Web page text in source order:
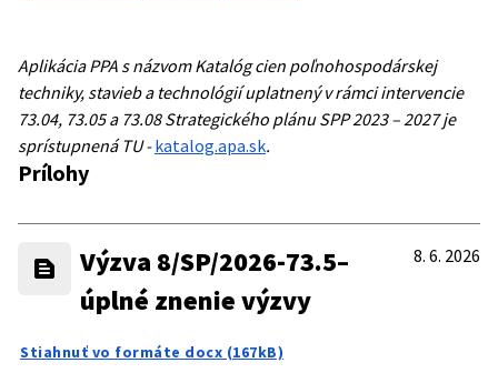
Aplikácia PPA s názvom Katalóg cien poľnohospodárskej
techniky, stavieb a technológií uplatnený v rámci intervencie
73.04, 73.05 a 73.08 Strategického plánu SPP 2023 – 2027 je
sprístupnená TU -katalog.apa.sk.
Prílohy
Výzva 8/SP/2026-73.5–
úplné znenie výzvy
8. 6. 2026
Stiahnuť vo formáte docx (167kB)